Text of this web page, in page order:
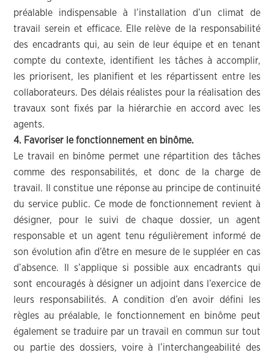
préalable indispensable à l’installation d’un climat de
travail serein et efficace. Elle relève de la responsabilité
des encadrants qui, au sein de leur équipe et en tenant
compte du contexte, identifient les tâches à accomplir,
les priorisent, les planifient et les répartissent entre les
collaborateurs. Des délais réalistes pour la réalisation des
travaux sont fixés par la hiérarchie en accord avec les
agents.
4. Favoriser le fonctionnement en binôme.
Le travail en binôme permet une répartition des tâches
comme des responsabilités, et donc de la charge de
travail. Il constitue une réponse au principe de continuité
du service public. Ce mode de fonctionnement revient à
désigner, pour le suivi de chaque dossier, un agent
responsable et un agent tenu régulièrement informé de
son évolution afin d’être en mesure de le suppléer en cas
d’absence. Il s’applique si possible aux encadrants qui
sont encouragés à désigner un adjoint dans l’exercice de
leurs responsabilités. A condition d’en avoir défini les
règles au préalable, le fonctionnement en binôme peut
également se traduire par un travail en commun sur tout
ou partie des dossiers, voire à l’interchangeabilité des